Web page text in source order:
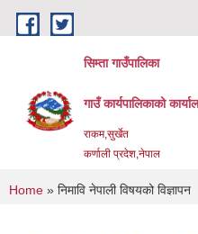
Skip to main content
सिम्ता गाउँपालिका
गाउँ कार्यपालिकाको
राकम,सुर्खेत
कर्णाली प्रदेश,नेपाल
You are here
Home » निमावि नेपाली विषयको विज्ञापन